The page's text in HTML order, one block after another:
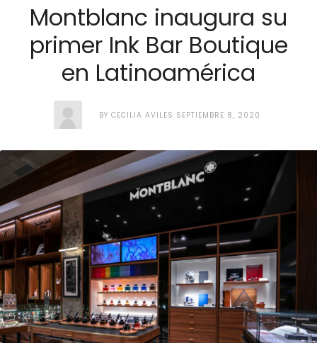
Montblanc inaugura su
primer Ink Bar Boutique
en Latinoamérica
BY CECILIA AVILES SEPTIEMBRE 8, 2020